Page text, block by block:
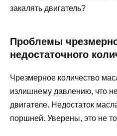
закалять двигатель?
Проблемы
недостаточного
Чрезмерное количество
излишнему давлению, что
двигателе. Недостаток
поршней. Уверены, это не